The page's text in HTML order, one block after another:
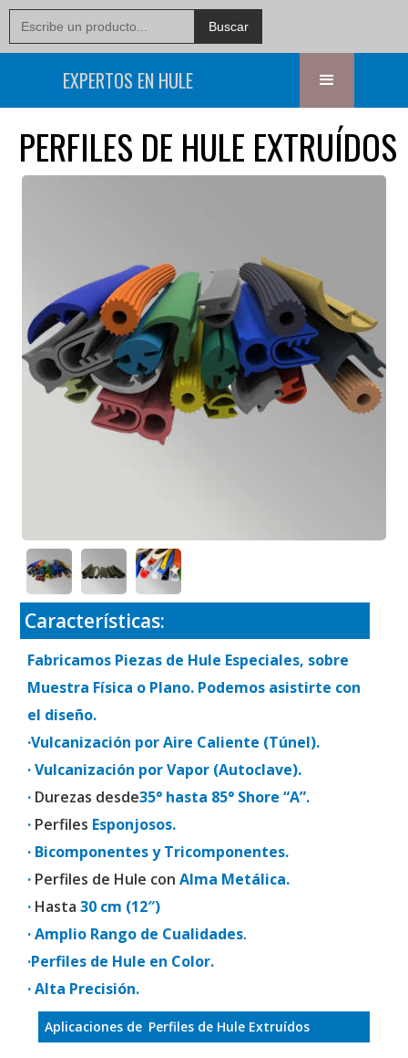
EXPERTOS EN HULE
PERFILES DE HULE EXTRUÍDOS
Características:
Fabricamos Piezas de Hule Especiales, sobre
Muestra Física o Plano. Podemos asistirte con
el diseño.
·Vulcanización por Aire Caliente (Túnel).
· Vulcanización por Vapor (Autoclave).
· Durezas desde35° hasta 85° Shore “A”.
· Perfiles Esponjosos.
· Bicomponentes y Tricomponentes.
· Perfiles de Hule conAlma Metálica.
· Hasta 30 cm (12″)
· Amplio Rango de Cualidades.
·Perfiles de Hule en Color.
· Alta Precisión.
Aplicaciones de Perfiles de Hule Extruídos